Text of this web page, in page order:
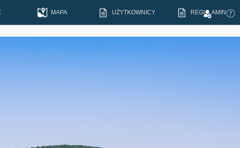
MAPA UŻYTKOWNICY REGULAMIN